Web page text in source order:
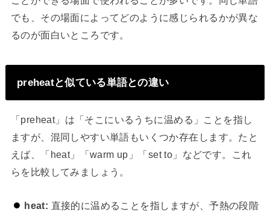
でも、その場面によってどのように感じられるかが異な
るのが面白いところです。
preheatと似ている単語との違い
「preheat」は「そこにいるうちに温める」ことを指し
ますが、混同しやすい単語もいくつか存在します。たと
えば、「heat」「warm up」「set to」などです。これ
らを比較してみましょう。
heat: 直接的に温めることを指しますが、予熱の段階